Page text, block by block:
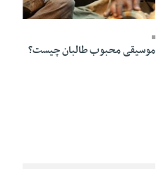
30 Tir 1391 - 21:01
موسیقی محبوب طالبان چیست؟